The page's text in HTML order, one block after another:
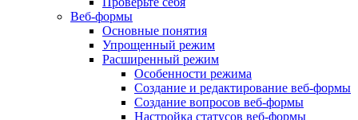
Веб-формы
Основные понятия
Упрощенный режим
Расширенный режим
Особенности режима
Создание и редактирование веб-формы
Создание вопросов веб-формы
Настройка статусов веб-формы